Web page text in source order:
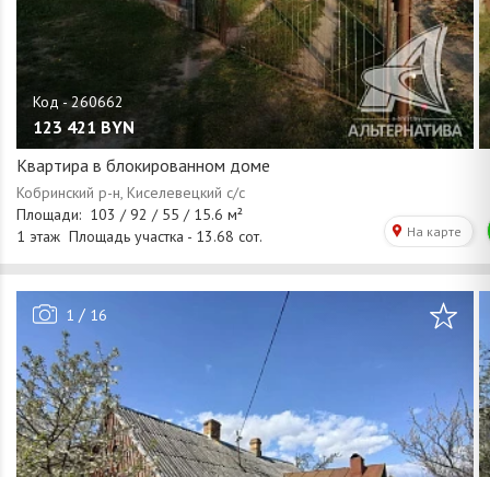
123 421 BYN
Квартира в блокированном доме
1 / 16